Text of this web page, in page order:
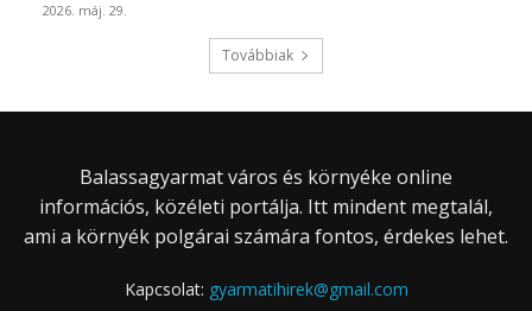
2026. máj. 29.
Továbbiak
Balassagyarmat város és környéke online
információs, közéleti portálja. Itt mindent megtalál,
ami a környék polgárai számára fontos, érdekes lehet.
Kapcsolat: gyarmatihirek@gmail.com